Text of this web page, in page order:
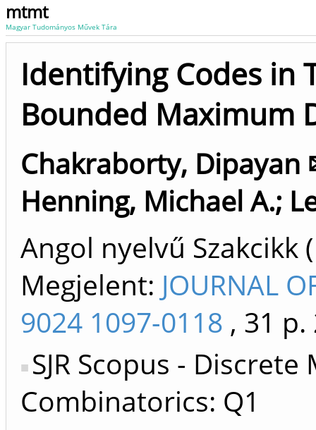
mtmt
Magyar Tudományos Művek Tára
Identifying Codes in
Bounded Maximum
Chakraborty, Dipayan
Henning, Michael A.;
Angol nyelvű
Megjelent: JOURNAL
9024 1097-0118 , 31 p.
SJR Scopus -
Combinatorics: Q1